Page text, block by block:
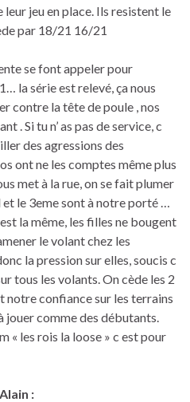
jeu en place. Ils resistent le
par 18/21 16/21
se font appeler pour
la série est relevé, ça nous
contre la tête de poule , nos
. Si tu n’ as pas de service, c
des agressions des
ont ne les comptes même plus
met à la rue, on se fait plumer
le 3eme sont à notre porté …
la même, les filles ne bougent
le volant chez les
la pression sur elles, soucis c
tous les volants. On cède les 2
confiance sur les terrains
jouer comme des débutants.
« les rois la loose » c est pour
: